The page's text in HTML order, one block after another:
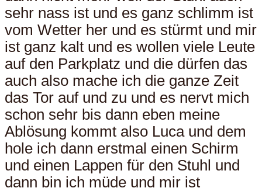
sehr nass ist und es ganz schlimm ist
vom Wetter her und es stürmt und mir
ist ganz kalt und es wollen viele Leute
auf den Parkplatz und die dürfen das
auch also mache ich die ganze Zeit
das Tor auf und zu und es nervt mich
schon sehr bis dann eben meine
Ablösung kommt also Luca und dem
hole ich dann erstmal einen Schirm
und einen Lappen für den Stuhl und
dann bin ich müde und mir ist